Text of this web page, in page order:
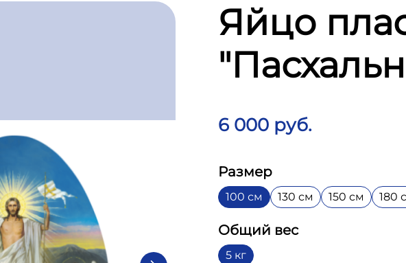
Яйцо
6 000 руб.
Размер
100 см 130 см 150 см 180
Общий вес
5 кг